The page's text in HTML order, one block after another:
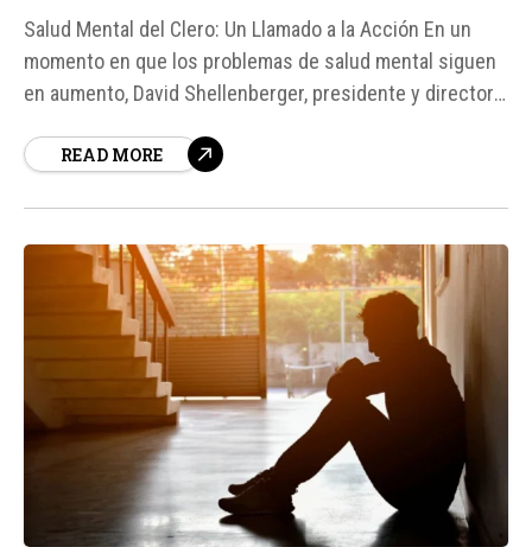
Salud Mental del Clero: Un Llamado a la Acción En un
momento en que los problemas de salud mental siguen
en aumento, David Shellenberger, presidente y director
principales centros católicos de salud conductual en
READ MORE